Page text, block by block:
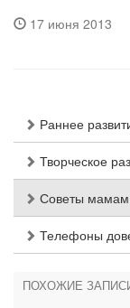
17 июня 2013
Раннее
Творческое
Советы
Телефоны
ПОХОЖИЕ